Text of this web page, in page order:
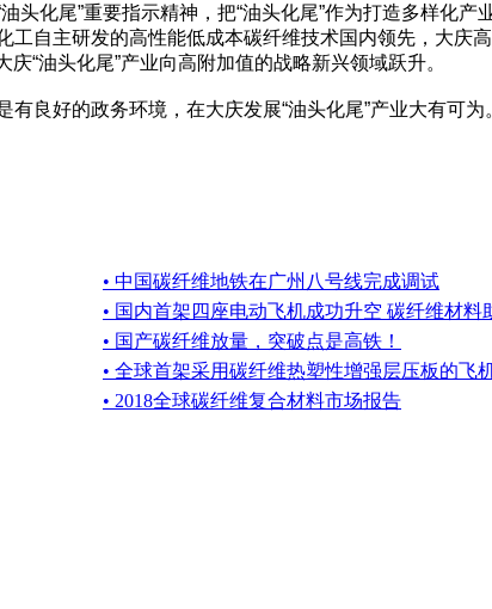
尾”重要指示精神，把“油头化尾”作为打造多样化产
自主研发的高性能低成本碳纤维技术国内领先，大庆
“油头化尾”产业向高附加值的战略新兴领域跃升。
好的政务环境，在大庆发展“油头化尾”产业大有可
• 中国碳纤维地铁在广州八号线完成调试
• 国内首架四座电动飞机成功升空 碳纤维材料
• 国产碳纤维放量，突破点是高铁！
• 全球首架采用碳纤维热塑性增强层压板的飞
• 2018全球碳纤维复合材料市场报告